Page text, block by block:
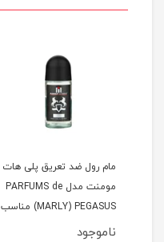
مام رول ضد تعریق پلی هات
مومنت مدل PARFUMS de
MARLY) PEGASUS) مناسب
آقایان حجم 50 میلی لیتر
ناموجود